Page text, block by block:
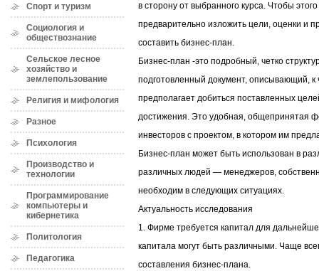
Спорт и туризм
Социология и
обществознание
Сельское лесное
хозяйство и
землепользование
Религия и мифология
Разное
Психология
Производство и
технологии
Программирование
компьютеры и
кибернетика
Политология
Педагогика
в сторону от выбранного курса. Чтобы
предварительно изложить цели, оценки и
составить бизнес-план.
Бизнес-план -это подробный, четко
подготовленный документ, описывающий,
предполагает добиться поставленных
достижения. Это удобная, общепринятая
инвесторов с проектом, в котором им
Бизнес-план может быть использован в
различных людей — менеджеров,
необходим в следующих ситуациях.
Актуальность исследования
1. Фирме требуется капитал для
капитала могут быть различными. Чаще
составления бизнес-плана.